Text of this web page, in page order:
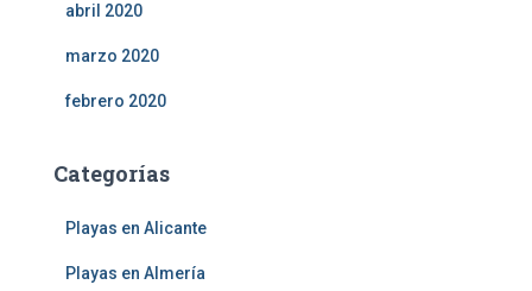
abril 2020
marzo 2020
febrero 2020
Categorías
Playas en Alicante
Playas en Almería